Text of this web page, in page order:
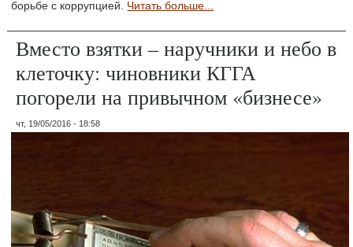
борьбе с коррупцией. Читать больше...
Вместо взятки – наручники и небо в
клеточку: чиновники КГГА
погорели на привычном «бизнесе»
чт, 19/05/2016 - 18:58